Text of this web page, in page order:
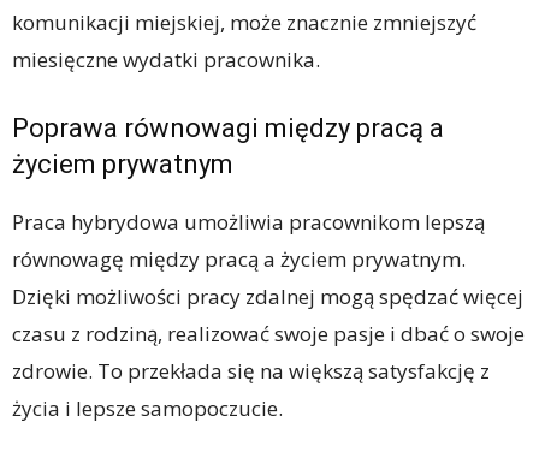
komunikacji miejskiej, może znacznie zmniejszyć
miesięczne wydatki pracownika.
Poprawa równowagi między pracą a
życiem prywatnym
Praca hybrydowa umożliwia pracownikom lepszą
równowagę między pracą a życiem prywatnym.
Dzięki możliwości pracy zdalnej mogą spędzać więcej
czasu z rodziną, realizować swoje pasje i dbać o swoje
zdrowie. To przekłada się na większą satysfakcję z
życia i lepsze samopoczucie.